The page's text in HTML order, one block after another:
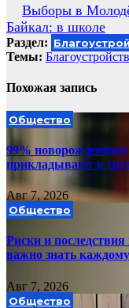
Навигация
по
записям
Выборы в
Байкал: в школе
Раздел:
Темы:
Похожая запись
Общество
99% новорожденных
прикладывают к
Авг 7, 2026
Общество
Риски и
важно знать каждому
Авг 7, 2026
Общество